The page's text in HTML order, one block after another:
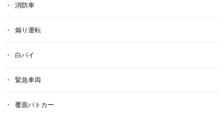
消防車
煽り運転
白バイ
緊急車両
覆面パトカー